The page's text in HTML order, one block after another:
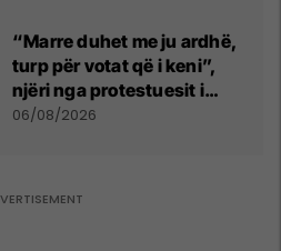
“Marre duhet me ju ardhë,
turp për votat që i keni”,
njëri nga protestuesit i
drejtohet Bedri Hamzës
06/08/2026